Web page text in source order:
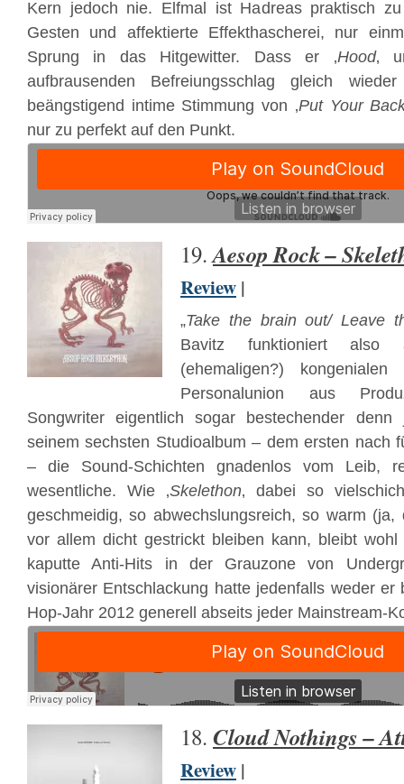
Kern jedoch nie. Elfmal ist Hadreas praktisch
Gesten und affektierte Effekthascherei, nur
Sprung in das Hitgewitter. Dass er ‚Hood‚
aufbrausenden Befreiungsschlag gleich
beängstigend intime Stimmung von ‚Put Your
nur zu perfekt auf den Punkt.
19.Aesop Rock –
Review |
„Take the brain out/ Leave
Bavitz funktioniert also
(ehemaligen?)
Personalunion aus
Songwriter eigentlich sogar bestechender
seinem sechsten Studioalbum – dem ersten nach
– die Sound-Schichten gnadenlos vom Leib,
wesentliche. Wie ‚Skelethon‚ dabei so
geschmeidig, so abwechslungsreich, so warm
vor allem dicht gestrickt bleiben kann, bleibt
kaputte Anti-Hits in der Grauzone von
visionärer Entschlackung hatte jedenfalls weder
Hop-Jahr 2012 generell abseits jeder Mainstream-
18. Cloud Nothings –
Review |